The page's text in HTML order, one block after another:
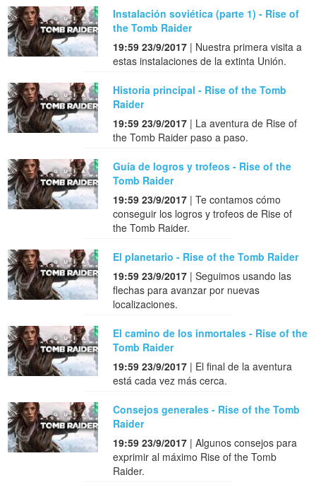
Instalación soviética (parte 1) - Rise of
the Tomb Raider
19:59 23/9/2017 | Nuestra primera visita a
estas instalaciones de la extinta Unión.
Historia principal - Rise of the Tomb
Raider
19:59 23/9/2017 | La aventura de Rise of
the Tomb Raider paso a paso.
Guía de logros y trofeos - Rise of the
Tomb Raider
19:59 23/9/2017 | Te contamos cómo
conseguir los logros y trofeos de Rise of
the Tomb Raider.
El planetario - Rise of the Tomb Raider
19:59 23/9/2017 | Seguimos usando las
flechas para avanzar por nuevas
localizaciones.
El camino de los inmortales - Rise of the
Tomb Raider
19:59 23/9/2017 | El final de la aventura
está cada vez más cerca.
Consejos generales - Rise of the Tomb
Raider
19:59 23/9/2017 | Algunos consejos para
exprimir al máximo Rise of the Tomb
Raider.